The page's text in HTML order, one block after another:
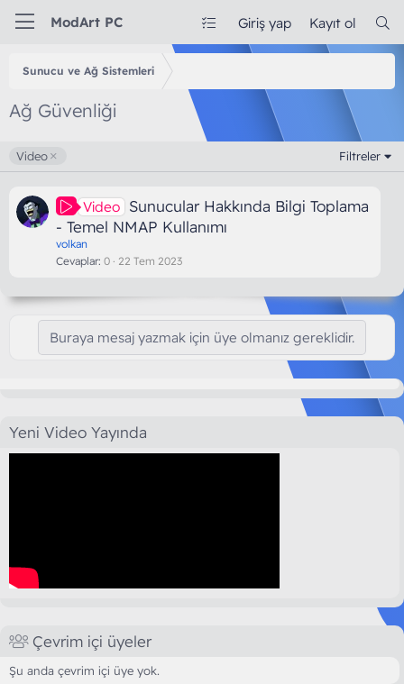
ModArt PC Giriş yap Kayıt ol
Sunucu ve Ağ Sistemleri
Ağ Güvenliği
Video Filtreler
Video Sunucular Hakkında Bilgi Toplama
- Temel NMAP Kullanımı
volkan
Cevaplar 0 22 Tem 2023
Buraya mesaj yazmak için üye olmanız gereklidir.
Yeni Video Yayında
Çevrim içi üyeler
Şu anda çevrim içi üye yok.